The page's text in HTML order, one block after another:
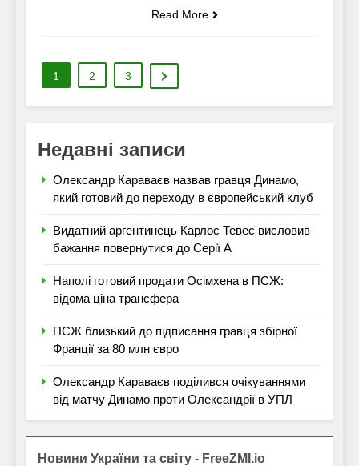
Read More
1 2 3
Недавні записи
Олександр Караваєв назвав гравця Динамо,
який готовий до переходу в європейський клуб
Видатний аргентинець Карлос Тевес висловив
бажання повернутися до Серії А
Наполі готовий продати Осімхена в ПСЖ:
відома ціна трансфера
ПСЖ близький до підписання гравця збірної
Франції за 80 млн євро
Олександр Караваєв поділився очікуваннями
від матчу Динамо проти Олександрії в УПЛ
Новини України та світу - FreeZMI.io